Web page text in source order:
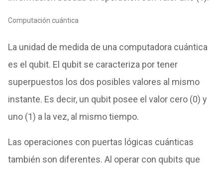
Computación cuántica
La unidad de medida de una computadora cuántica
es el qubit. El qubit se caracteriza por tener
superpuestos los dos posibles valores al mismo
instante. Es decir, un qubit posee el valor cero (0) y
uno (1) a la vez, al mismo tiempo.
Las operaciones con puertas lógicas cuánticas
también son diferentes. Al operar con qubits que